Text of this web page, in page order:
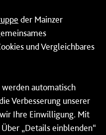
ab 18 Uhr sowie an
werden Ihre
an ein Callcenter des
der Mainzer
und Vergleichbares
automatisch
Verbesserung unserer
Ihre Einwilligung. Mit
„Details einblenden“